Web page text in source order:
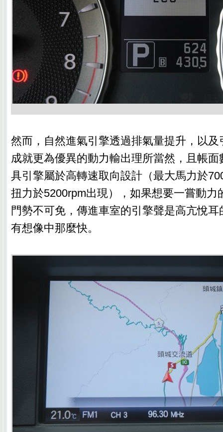
然而，自然進氣引擎透過排氣量提升，以
成就更為優異的動力輸出理所當然，且帳
具引擎屬於高轉速取向設計（最大馬力於
扭力於5200rpm出現），如果想要一嘗動力
門勢不可免，傳進車室的引擎聲是高亢悅
有想像中那麼快。